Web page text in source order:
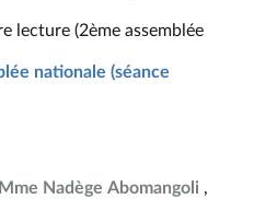
lecture (2ème assemblée
nationale (séance
Mme Nadège Abomangoli